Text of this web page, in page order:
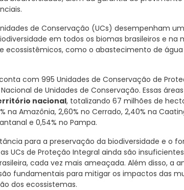
de Conservação (UCs) desempenham
em todos os biomas brasileiros e na
ecossistêmicos, como o abastecimento de
com 995 Unidades de Conservação de
de Unidades de Conservação. Essas
nacional, totalizando 67 milhões de
na Amazônia, 2,60% no Cerrado, 2,40% na
e 0,54% no Pampa.
para a preservação da biodiversidade e o
UCs de Proteção Integral ainda são
cada vez mais ameaçada. Além disso, a
fundamentais para mitigar os impactos das
dos ecossistemas.